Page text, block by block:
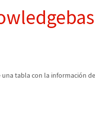
una tabla con la información de